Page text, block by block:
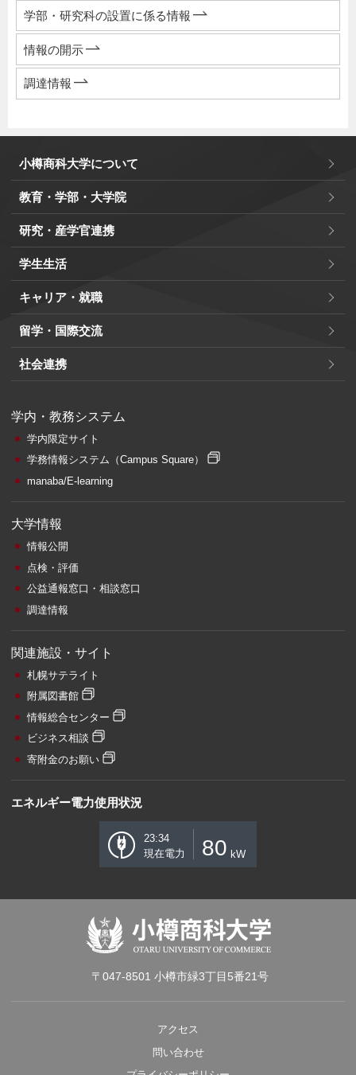
学部・研究科の設置に係る情報
情報の開示
調達情報
小樽商科大学について
教育・学部・大学院
研究・産学官連携
学生生活
キャリア・就職
留学・国際交流
社会連携
学内・教務システム
学内限定サイト
学務情報システム （Campus Square）
manaba/E-learning
大学情報
情報公開
点検・評価
公益通報窓口・相談窓口
調達情報
関連施設・サイト
札幌サテライト
附属図書館
情報総合センター
ビジネス相談
寄附金のお願い
エネルギー電力使用状況
23:34
現在電力
80 kW
〒047-8501 小樽市緑3丁目5番21号
アクセス
問い合わせ